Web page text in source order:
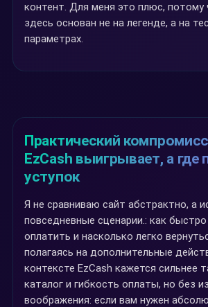
контент. Для меня это плюс, потому
здесь основан не на легенде, а на
параметрах.
Практический
EzCash выигрывает, а где
уступок
Я не сравниваю сайт абстрактно, а
повседневные сценарии.: как быстро
оплатить и насколько легко
полагаясь на дополнительные
контексте EzCash кажется сильнее
каталог и гибкость оплаты, но без
воображения: если вам нужен